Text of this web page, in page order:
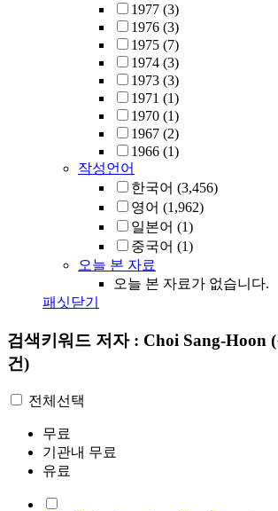
1977 (3)
1976 (3)
1975 (7)
1974 (3)
1973 (3)
1971 (1)
1970 (1)
1967 (2)
1966 (1)
작성언어
한국어 (3,456)
영어 (1,962)
일본어 (1)
중국어 (1)
오늘 본 자료
오늘 본 자료가 없습니다.
패싯닫기
검색키워드 저자 : Choi Sang-Hoon
건)
전체선택
무료
기관내 무료
유료